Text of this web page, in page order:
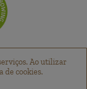
Ao utilizar
de cookies.